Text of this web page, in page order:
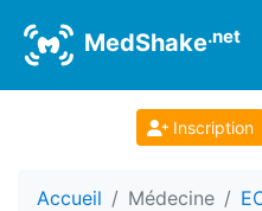
MedShake.net
Inscription
Accueil Médecine